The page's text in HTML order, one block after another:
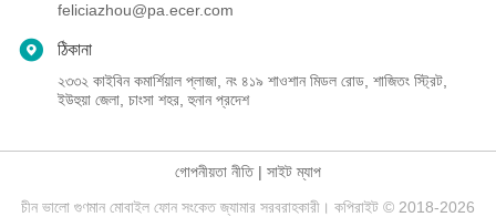
feliciazhou@pa.ecer.com
ঠিকানা
২৩৩২ কাইবিন কমার্শিয়াল প্লাজা, নং ৪১৯ শাওশান মিডল রোড, শাজিতং স্ট্রিট,
ইউহুয়া জেলা, চাংসা শহর, হুনান প্রদেশ
গোপনীয়তা নীতি| সাইট ম্যাপ
চীন ভালো গুণমান মোবাইল ফোন সংকেত জ্যামার সরবরাহকারী। কপিরাইট © 2018-2026